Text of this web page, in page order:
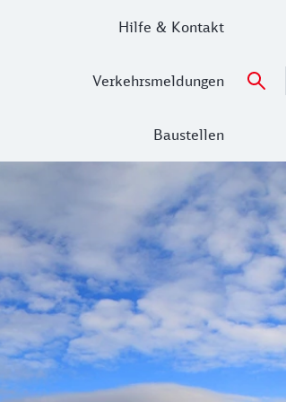
Hilfe & Kontakt
Verkehrsmeldungen
Baustellen